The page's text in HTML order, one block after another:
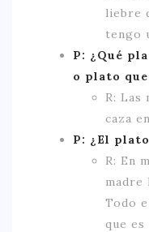
liebre
tengo
P: ¿Qué
o plato
R: Las
caza
P: ¿El
R: En
madre
Todo
que es